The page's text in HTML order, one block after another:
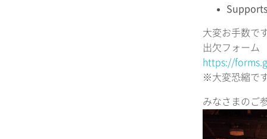
大変お手数で
出欠フォーム
https://
※大変恐縮で
みなさまのご